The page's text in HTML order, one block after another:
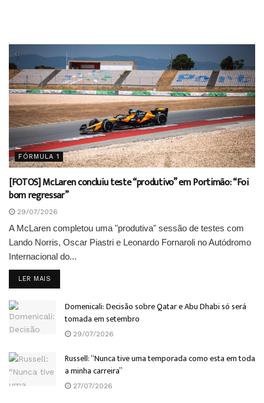
FÓRMULA 1
[FOTOS] McLaren concluiu teste “produtivo” em Portimão: “Foi
bom regressar”
29/07/2026
A McLaren completou uma "produtiva" sessão de testes com
Lando Norris, Oscar Piastri e Leonardo Fornaroli no Autódromo
Internacional do...
LER MAIS
Domenicali: Decisão sobre Qatar e Abu Dhabi só será
tomada em setembro
29/07/2026
Russell: “Nunca tive uma temporada como esta em toda
a minha carreira”
27/07/2026